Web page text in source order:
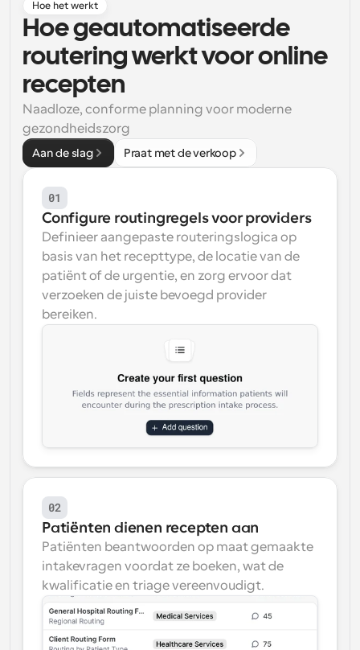
Supercharged planning met AI-gestuurde
Workflow
Automatiseer planning en herinneringen
Blog
Blijf op de hoogte van het laatste nieuws en updates
Instant Vergaderingen
Ontmoet cliënten binnen enkele minuten
Dynamische Groep Links
Boek naadloos vergaderingen met meerdere mensen
Webhooks
Ontvang een melding wanneer er iets gebeurt
Hoe het werkt
Hoe geautomatiseerde
routering werkt voor online
recepten
Naadloze, conforme planning voor moderne
gezondheidszorg
Aan de slag Praat met de verkoop
01
Configure routingregels voor providers
Definieer aangepaste routeringslogica op
basis van het recepttype, de locatie van de
patiënt of de urgentie, en zorg ervoor dat
verzoeken de juiste bevoegd provider
bereiken.
02
Patiënten dienen recepten aan
Patiënten beantwoorden op maat gemaakte
intakevragen voordat ze boeken, wat de
kwalificatie en triage vereenvoudigt.